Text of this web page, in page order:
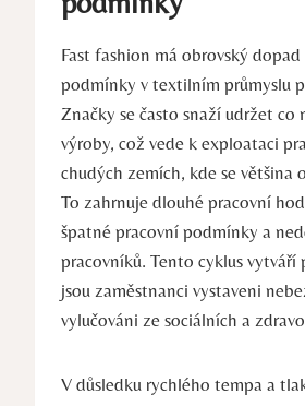
Fast fashion má obrovský
podmínky v textilním průmyslu
Značky se často snaží udržet co
výroby, což vede k exploataci
chudých zemích, kde se většina
To zahrnuje dlouhé pracovní
špatné pracovní podmínky a
pracovníků. Tento cyklus vytváří
jsou zaměstnanci vystaveni
vylučováni ze sociálních a
V důsledku rychlého tempa a